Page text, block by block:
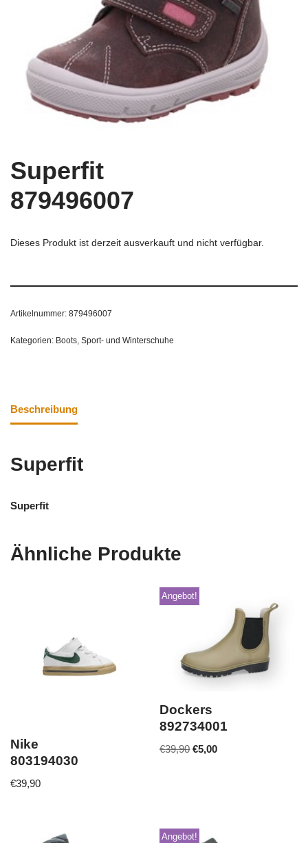
Superfit
879496007
Dieses Produkt ist derzeit ausverkauft und nicht verfügbar.
Artikelnummer: 879496007
Kategorien: Boots, Sport- und Winterschuhe
Beschreibung
Superfit
Superfit
Ähnliche Produkte
Nike
803194030
€39,90
Angebot!
Dockers
892734001
€39,90 €5,00
Angebot!